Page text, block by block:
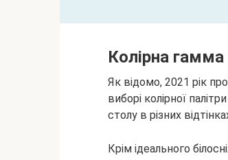
Колірна гамма
Як відомо, 2021 рік
виборі колірної
столу в різних
Крім ідеального